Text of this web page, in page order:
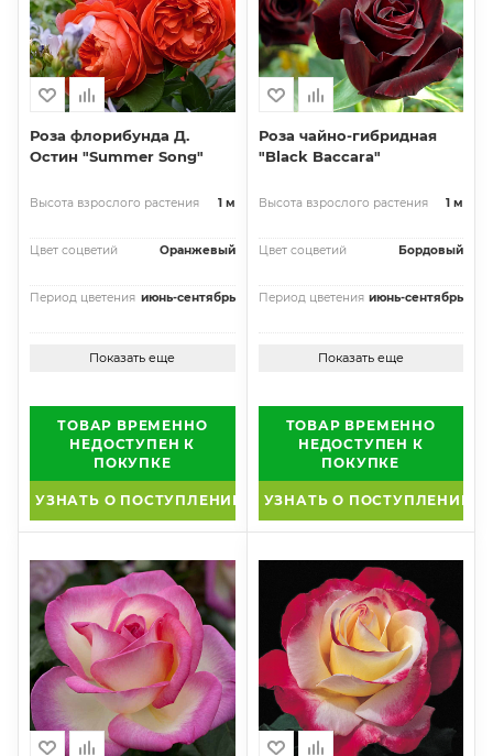
Роза флорибунда Д.
Остин "Summer Song"
Высота взрослого растения 1 м
Цвет соцветий Оранжевый
Период цветения июнь-сентябрь
Показать еще
ТОВАР ВРЕМЕННО
НЕДОСТУПЕН К
ПОКУПКЕ
УЗНАТЬ О ПОСТУПЛЕНИИ
Роза чайно-гибридная
"Black Baccara"
Высота взрослого растения 1 м
Цвет соцветий Бордовый
Период цветения июнь-сентябрь
Показать еще
ТОВАР ВРЕМЕННО
НЕДОСТУПЕН К
ПОКУПКЕ
УЗНАТЬ О ПОСТУПЛЕНИИ